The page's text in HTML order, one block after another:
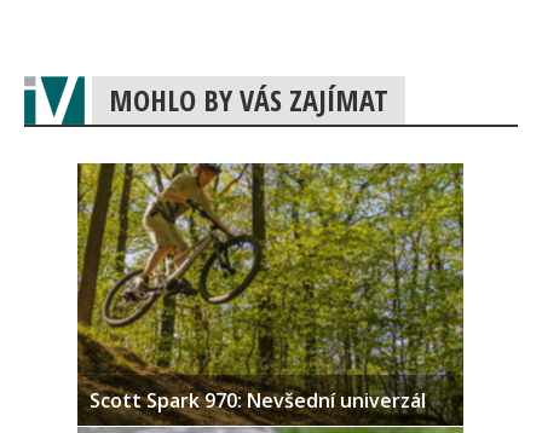
MOHLO BY VÁS ZAJÍMAT
Scott Spark 970: Nevšední univerzál